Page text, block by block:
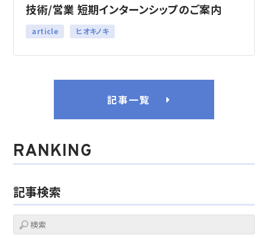
技術/営業 短期インターンシップのご案内
article ヒオキノキ
記事一覧
RANKING
記事検索